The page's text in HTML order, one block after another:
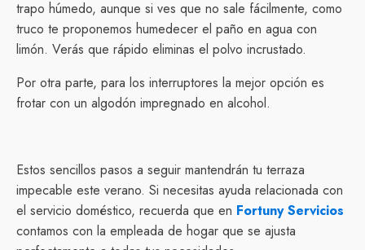
trapo húmedo, aunque si ves que no sale fácilmente, como
truco te proponemos humedecer el paño en agua con
limón. Verás que rápido eliminas el polvo incrustado.
Por otra parte, para los interruptores la mejor opción es
frotar con un algodón impregnado en alcohol.
Estos sencillos pasos a seguir mantendrán tu terraza
impecable este verano. Si necesitas ayuda relacionada con
el servicio doméstico, recuerda que en Fortuny Servicios
contamos con la empleada de hogar que se ajusta